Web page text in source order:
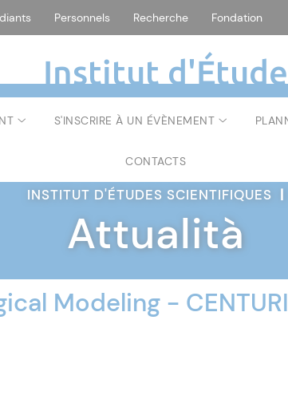
Personnels Recherche Fondation
Institut
S'INSCRIRE À UN ÉVÈNEMENT
CONTACTS
INSTITUT D'ÉTUDES SCIENTIFIQUES |
Attualità
Modeling - CENTURI